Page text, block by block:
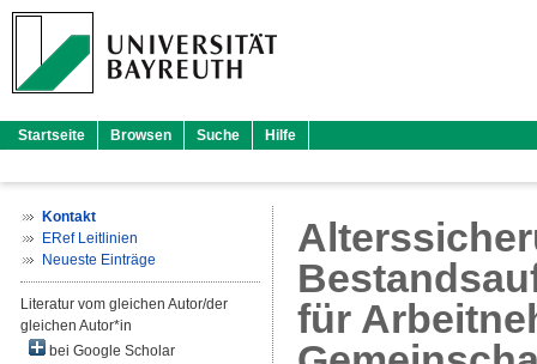
Startseite Browsen Suche Hilfe
Kontakt
ERef Leitlinien
Neueste Einträge
Literatur vom gleichen Autor/der
gleichen Autor*in
bei Google Scholar
für